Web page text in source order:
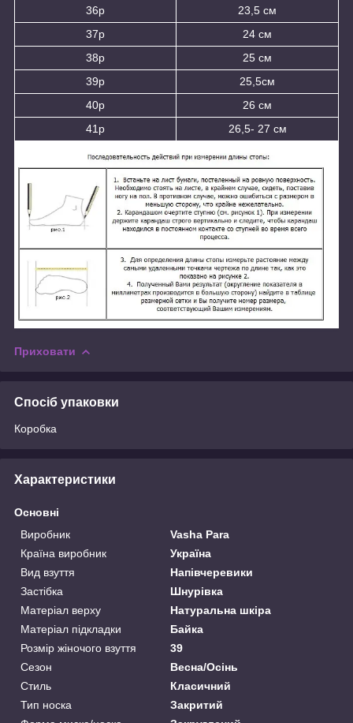
36р
23,5 см
37р
24 см
38р
25 см
39р
25,5см
40р
26 см
41р
26,5- 27 см
Приховати
Спосіб упаковки
Коробка
Характеристики
Основні
Виробник
Vasha Para
Країна виробник
Україна
Вид взуття
Напівчеревики
Застібка
Шнурівка
Матеріал верху
Натуральна шкіра
Матеріал підкладки
Байка
Розмір жіночого взуття
39
Сезон
Весна/Осінь
Стиль
Класичний
Тип носка
Закритий